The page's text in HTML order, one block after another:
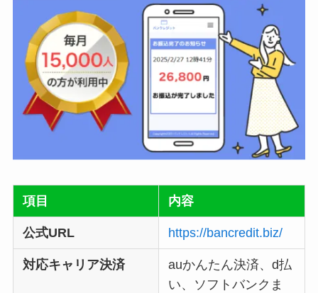
項目 内容
公式URL https://bancredit.biz/
対応キャリア決済
auかんたん決済、d払
い、ソフトバンクま